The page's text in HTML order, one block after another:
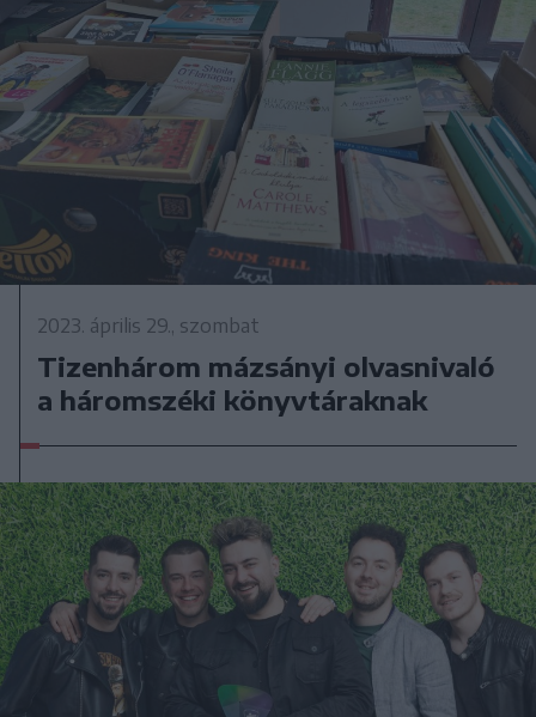
2023. április 29., szombat
Tizenhárom mázsányi olvasnivaló
a háromszéki könyvtáraknak